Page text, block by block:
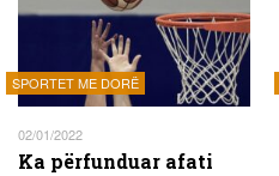
SPORTET ME DORË
02/01/2022
Ka përfunduar afati